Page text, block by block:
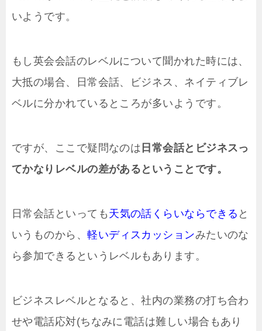
いようです。
もし英会会話のレベルについて聞かれた時には、
大抵の場合、日常会話、ビジネス、ネイティブレ
ベルに分かれているところが多いようです。
ですが、ここで疑問なのは 日常会話とビジネスっ
てかなりレベルの差があるということです。
日常会話といっても 天気の話くらいならできる と
いうものから、軽いディスカッションみたいのな
ら参加できるというレベルもあります。
ビジネスレベルとなると、社内の業務の打ち合わ
せや電話応対(ちなみに電話は難しい場合もあり